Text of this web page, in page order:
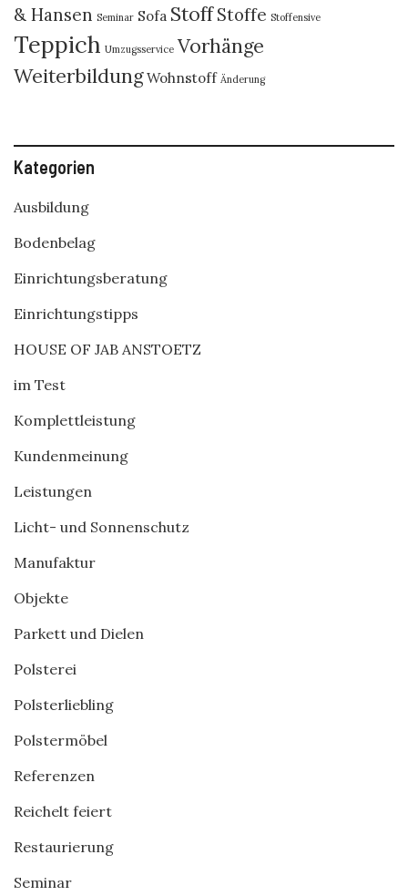
& Hansen Seminar Sofa Stoff Stoffe Stoffensive
Teppich Umzugsservice Vorhänge
Weiterbildung Wohnstoff Änderung
Kategorien
Ausbildung
Bodenbelag
Einrichtungsberatung
Einrichtungstipps
HOUSE OF JAB ANSTOETZ
im Test
Komplettleistung
Kundenmeinung
Leistungen
Licht- und Sonnenschutz
Manufaktur
Objekte
Parkett und Dielen
Polsterei
Polsterliebling
Polstermöbel
Referenzen
Reichelt feiert
Restaurierung
Seminar